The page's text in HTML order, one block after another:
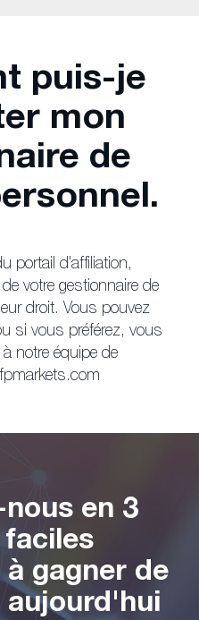
puis-je
mon
de
portail d'affiliation,
votre gestionnaire de
droit. Vous pouvez
si vous préférez, vous
notre équipe de
en 3
gagner de
aujourd'hui